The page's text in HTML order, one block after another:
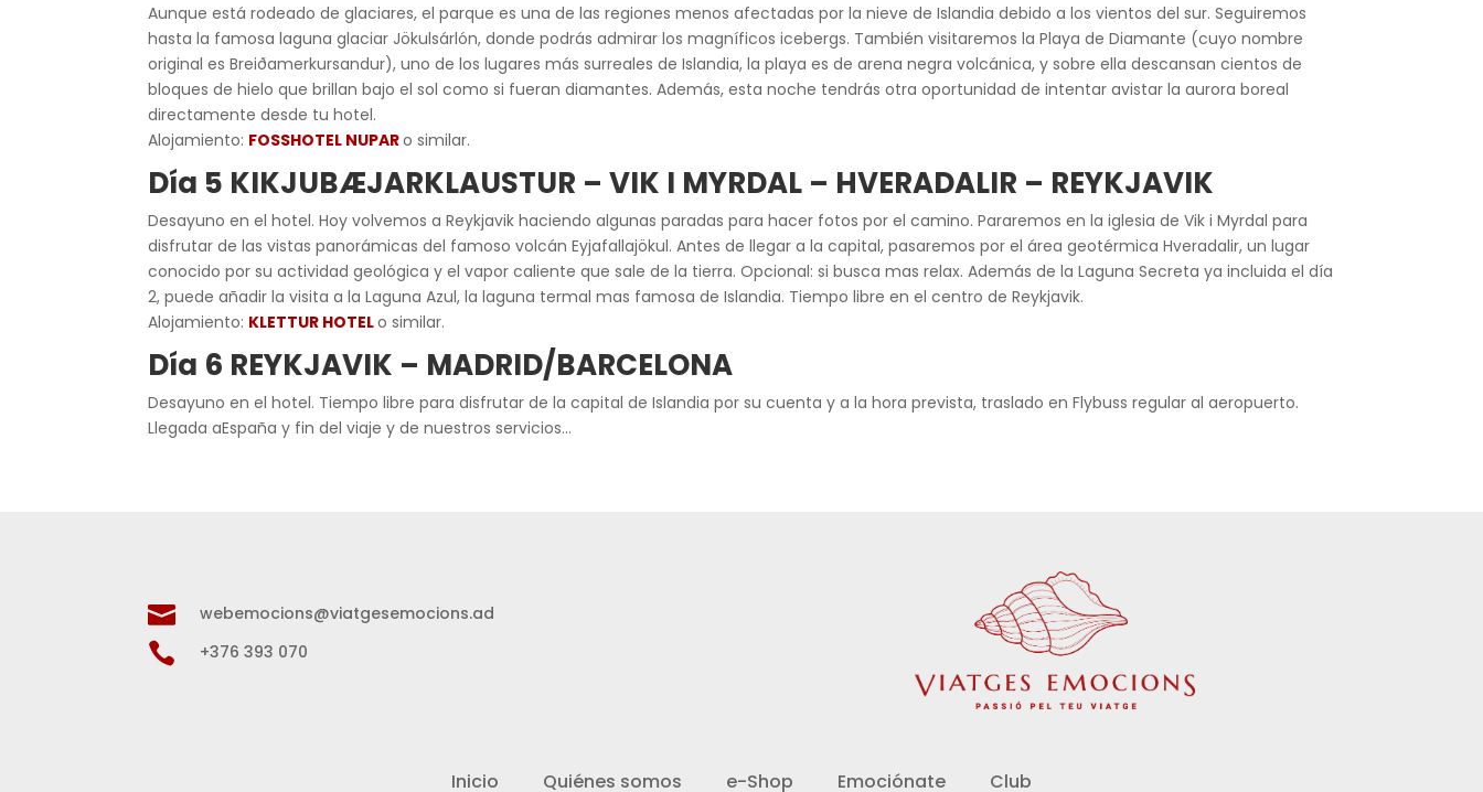
Aunque está rodeado de glaciares, el parque es una de las regiones menos afectadas por la nieve de Islandia debido a los vientos del sur. Seguiremos
hasta la famosa laguna glaciar Jökulsárlón, donde podrás admirar los magníficos icebergs. También visitaremos la Playa de Diamante (cuyo nombre
original es Breiðamerkursandur), uno de los lugares más surreales de Islandia, la playa es de arena negra volcánica, y sobre ella descansan cientos de
bloques de hielo que brillan bajo el sol como si fueran diamantes. Además, esta noche tendrás otra oportunidad de intentar avistar la aurora boreal
directamente desde tu hotel.
Alojamiento: FOSSHOTEL NUPARo similar.
Día 5 KIKJUBÆJARKLAUSTUR – VIK I MYRDAL – HVERADALIR – REYKJAVIK
Desayuno en el hotel. Hoy volvemos a Reykjavik haciendo algunas paradas para hacer fotos por el camino. Pararemos en la iglesia de Vik i Myrdal para
disfrutar de las vistas panorámicas del famoso volcán Eyjafallajökul. Antes de llegar a la capital, pasaremos por el área geotérmica Hveradalir, un lugar
conocido por su actividad geológica y el vapor caliente que sale de la tierra. Opcional: si busca mas relax. Además de la Laguna Secreta ya incluida el día
2, puede añadir la visita a la Laguna Azul, la laguna termal mas famosa de Islandia. Tiempo libre en el centro de Reykjavik.
Alojamiento: KLETTUR HOTELo similar.
Día 6 REYKJAVIK – MADRID/BARCELONA
Desayuno en el hotel. Tiempo libre para disfrutar de la capital de Islandia por su cuenta y a la hora prevista, traslado en Flybuss regular al aeropuerto.
Llegada aEspaña y fin del viaje y de nuestros servicios…
 webemocions@viatgesemocions.ad
 +376 393 070
Inicio Quiénes somos e-Shop Emociónate Club